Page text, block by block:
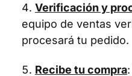
Verificación y
equipo de ventas
procesará tu pedido.
Recibe tu compra